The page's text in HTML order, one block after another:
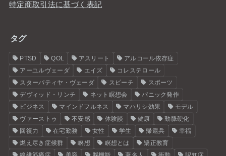
特定商取引法に基づく表記
タグ
PTSD QOL アスリート
アルコール依存症
アーユルヴェーダ
エイズ
コレステロール
スターパティヤ・ヴェーダ
スピーチ
スポーツ
デヴィッド・リンチ
ネット瞑想会
パニック発作
ビジネス
マインドフルネス マハリシ効果
モデル
ヴァーストゥ
不安感 体験談 健康
動脈硬化
回復力
在宅勤務 女性 学生 帰還兵
幸福
燃え尽き症候群
瞑想 瞑想とは
矯正教育